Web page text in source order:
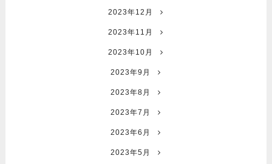
2023年12月
2023年11月
2023年10月
2023年9月
2023年8月
2023年7月
2023年6月
2023年5月